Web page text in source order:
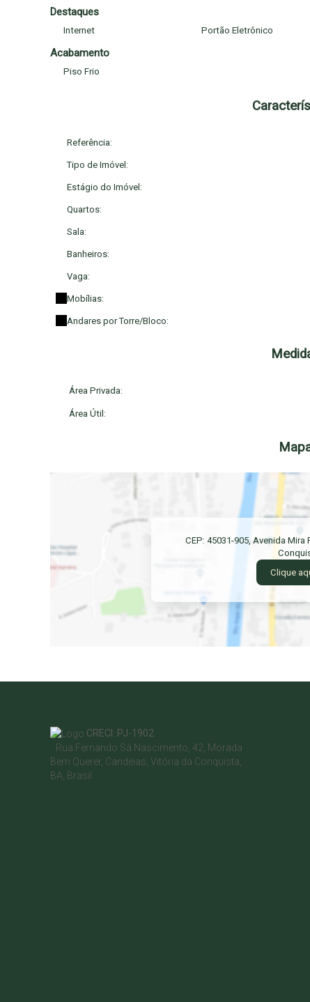
Destaques
Internet Portão Eletrônico
Acabamento
Piso Frio
Referência:
Tipo de Imóvel:
Estágio do Imóvel:
Quartos:
Sala:
Banheiros:
Vaga:
Mobílias:
Andares por Torre/Bloco:
Área Privada:
Área Útil:
CEP: 45031-905 Avenida Mira
Clique
CRECI: PJ-1902
Rua Fernando Sá Nascimento, 42, Morada
Bem Querer, Candeias, Vitória da Conquista,
BA, Brasil